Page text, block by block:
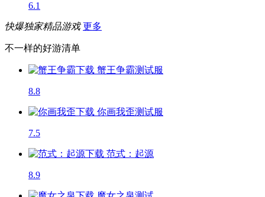
6.1
快爆独家精品游戏 更多
不一样的好游清单
蟹王争霸测试服
8.8
你画我歪测试服
7.5
范式：起源
8.9